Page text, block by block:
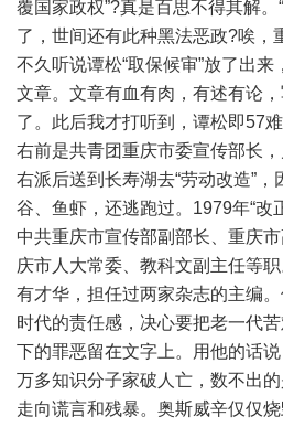
覆国家政权”?真是百思不得其解。
了，世间还有此种黑法恶政?唉，
不久听说谭松“取保候审”放了出
文章。文章有血有肉，有述有论
了。此后我才打听到，谭松即57
右前是共青团重庆市委宣传部长
右派后送到长寿湖去“劳动改造”
谷、鱼虾，还逃跑过。1979年“改
中共重庆市宣传部副部长、重庆
庆市人大常委、教科文副主任等
有才华，担任过两家杂志的主编
时代的责任感，决心要把老一代
下的罪恶留在文字上。用他的话
万多知识分子家破人亡，数不出
走向谎言和残暴。奥斯威辛仅仅